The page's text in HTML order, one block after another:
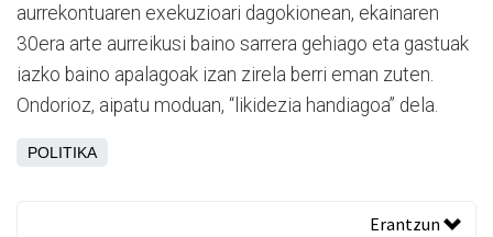
aurrekontuaren exekuzioari dagokionean, ekainaren
30era arte aurreikusi baino sarrera gehiago eta gastuak
iazko baino apalagoak izan zirela berri eman zuten.
Ondorioz, aipatu moduan, “likidezia handiagoa” dela.
POLITIKA
Erantzun